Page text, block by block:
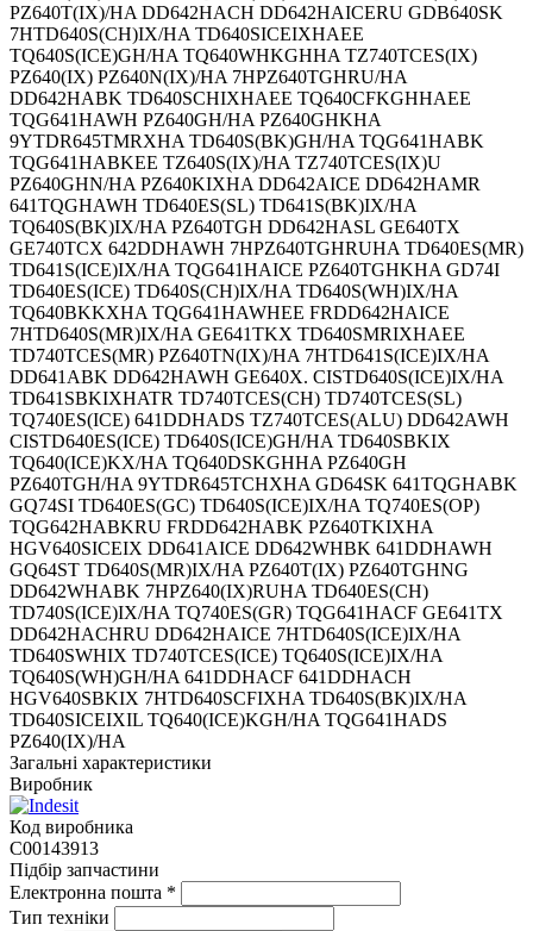
PZ640T(IX)/HA DD642HACH DD642HAICERU GDB640SK
7HTD640S(CH)IX/HA TD640SICEIXHAEE
TQ640S(ICE)GH/HA TQ640WHKGHHA TZ740TCES(IX)
PZ640(IX) PZ640N(IX)/HA 7HPZ640TGHRU/HA
DD642HABK TD640SCHIXHAEE TQ640CFKGHHAEE
TQG641HAWH PZ640GH/HA PZ640GHKHA
9YTDR645TMRXHA TD640S(BK)GH/HA TQG641HABK
TQG641HABKEE TZ640S(IX)/HA TZ740TCES(IX)U
PZ640GHN/HA PZ640KIXHA DD642AICE DD642HAMR
641TQGHAWH TD640ES(SL) TD641S(BK)IX/HA
TQ640S(BK)IX/HA PZ640TGH DD642HASL GE640TX
GE740TCX 642DDHAWH 7HPZ640TGHRUHA TD640ES(MR)
TD641S(ICE)IX/HA TQG641HAICE PZ640TGHKHA GD74I
TD640ES(ICE) TD640S(CH)IX/HA TD640S(WH)IX/HA
TQ640BKKXHA TQG641HAWHEE FRDD642HAICE
7HTD640S(MR)IX/HA GE641TKX TD640SMRIXHAEE
TD740TCES(MR) PZ640TN(IX)/HA 7HTD641S(ICE)IX/HA
DD641ABK DD642HAWH GE640X. CISTD640S(ICE)IX/HA
TD641SBKIXHATR TD740TCES(CH) TD740TCES(SL)
TQ740ES(ICE) 641DDHADS TZ740TCES(ALU) DD642AWH
CISTD640ES(ICE) TD640S(ICE)GH/HA TD640SBKIX
TQ640(ICE)KX/HA TQ640DSKGHHA PZ640GH
PZ640TGH/HA 9YTDR645TCHXHA GD64SK 641TQGHABK
GQ74SI TD640ES(GC) TD640S(ICE)IX/HA TQ740ES(OP)
TQG642HABKRU FRDD642HABK PZ640TKIXHA
HGV640SICEIX DD641AICE DD642WHBK 641DDHAWH
GQ64ST TD640S(MR)IX/HA PZ640T(IX) PZ640TGHNG
DD642WHABK 7HPZ640(IX)RUHA TD640ES(CH)
TD740S(ICE)IX/HA TQ740ES(GR) TQG641HACF GE641TX
DD642HACHRU DD642HAICE 7HTD640S(ICE)IX/HA
TD640SWHIX TD740TCES(ICE) TQ640S(ICE)IX/HA
TQ640S(WH)GH/HA 641DDHACF 641DDHACH
HGV640SBKIX 7HTD640SCFIXHA TD640S(BK)IX/HA
TD640SICEIXIL TQ640(ICE)KGH/HA TQG641HADS
PZ640(IX)/HA
Загальні характеристики
Виробник
Код виробника
C00143913
Підбір запчастини
Електронна пошта *
Тип техніки